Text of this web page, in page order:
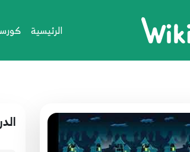
الرئيسية